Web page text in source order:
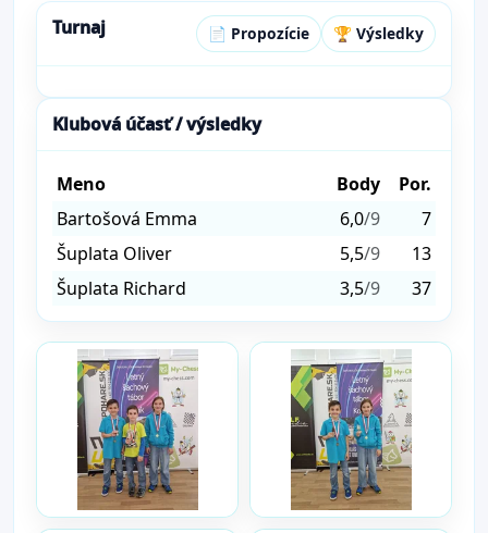
Turnaj 📄 Propozície 🏆 Výsledky
Klubová účasť / výsledky
Meno Body
Por.
Bartošová Emma
6,0/9
7
Šuplata Oliver
5,5/9
13
Šuplata Richard
3,5/9 37